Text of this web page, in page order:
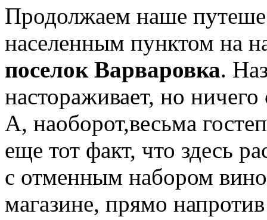
Продолжаем наше
населенным пунктом на
поселок Варваровка.
настораживает, но
А, наоборот,весьма
еще тот факт, что здесь
с отменным набором
магазине, прямо